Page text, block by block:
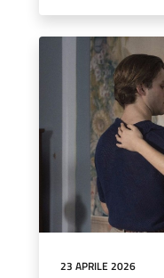
23 APRILE 2026